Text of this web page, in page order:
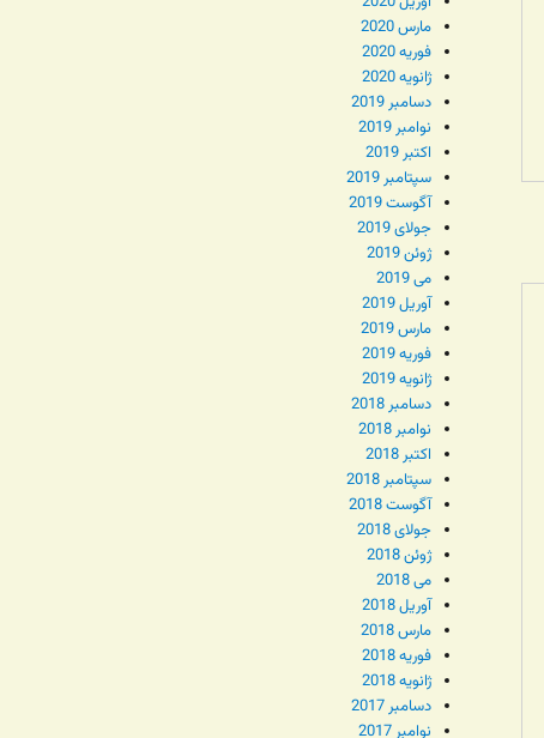
مارس 2020
فوریه 2020
ژانویه 2020
دسامبر 2019
نوامبر 2019
اکتبر 2019
سپتامبر 2019
آگوست 2019
جولای 2019
ژوئن 2019
می 2019
آوریل 2019
مارس 2019
فوریه 2019
ژانویه 2019
دسامبر 2018
نوامبر 2018
اکتبر 2018
سپتامبر 2018
آگوست 2018
جولای 2018
ژوئن 2018
می 2018
آوریل 2018
مارس 2018
فوریه 2018
ژانویه 2018
دسامبر 2017
نوامبر 2017